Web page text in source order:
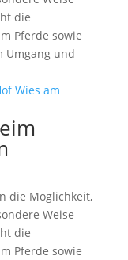
die
Pferde sowie
Umgang und
die Möglichkeit,
Weise
die
Pferde sowie